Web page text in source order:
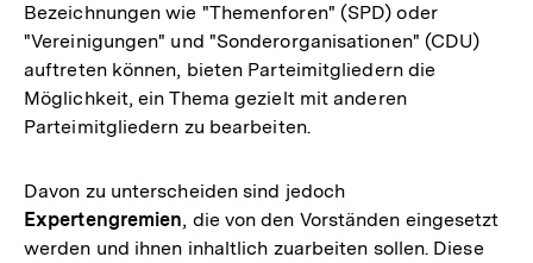
Bezeichnungen wie "Themenforen" (SPD) oder
"Vereinigungen" und "Sonderorganisationen" (CDU)
auftreten können, bieten Parteimitgliedern die
Möglichkeit, ein Thema gezielt mit anderen
Parteimitgliedern zu bearbeiten.
Davon zu unterscheiden sind jedoch
Expertengremien, die von den Vorständen eingesetzt
werden und ihnen inhaltlich zuarbeiten sollen. Diese